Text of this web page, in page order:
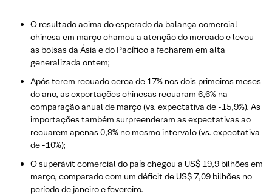
O resultado acima do esperado da balança comercial
chinesa em março chamou a atenção do mercado e levou
as bolsas da Ásia e do Pacífico a fecharem em alta
generalizada ontem;
Após terem recuado cerca de 17% nos dois primeiros meses
do ano, as exportações chinesas recuaram 6,6% na
comparação anual de março (vs. expectativa de -15,9%). As
importações também surpreenderam as expectativas ao
recuarem apenas 0,9% no mesmo intervalo (vs. expectativa
de -10%);
O superávit comercial do país chegou a US$ 19,9 bilhões em
março, comparado com um déficit de US$ 7,09 bilhões no
período de janeiro e fevereiro.